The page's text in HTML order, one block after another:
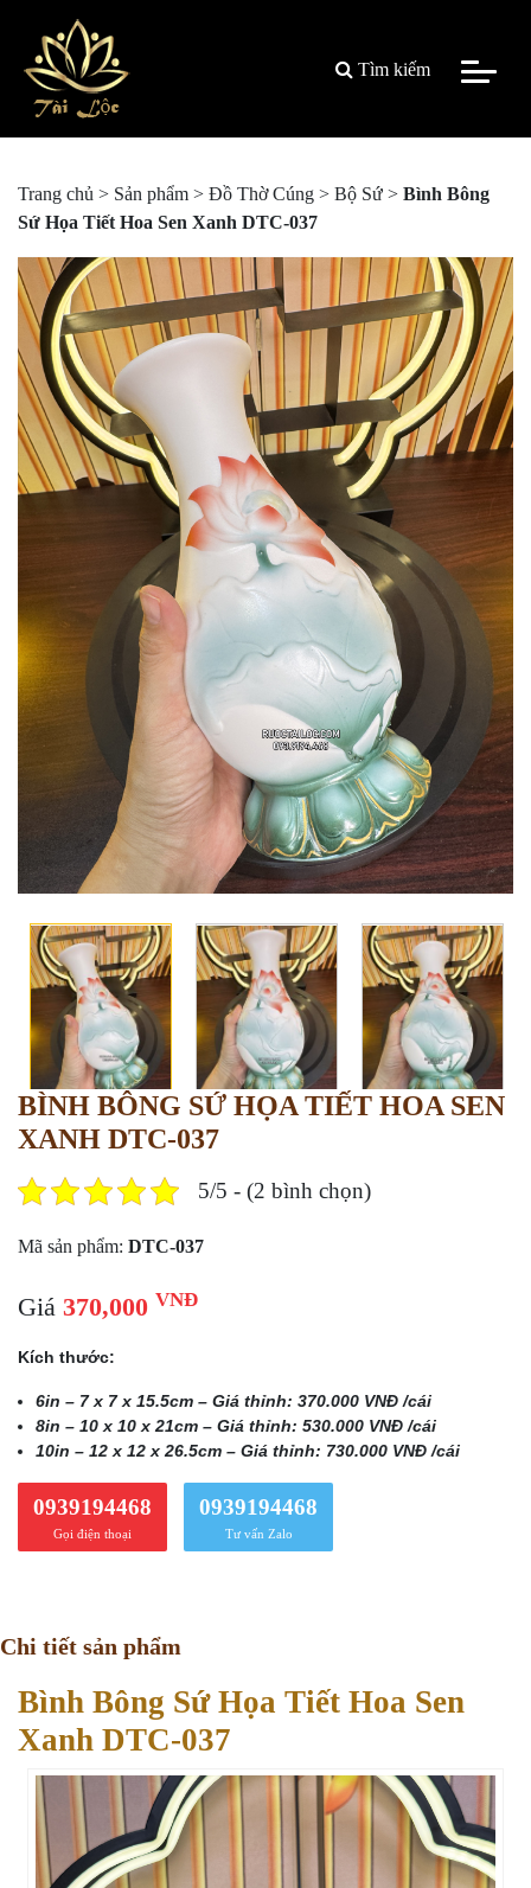
Tìm kiếm
Trang chủ > Sản phẩm > Đồ Thờ Cúng > Bộ Sứ > Bình Bông
Sứ Họa Tiết Hoa Sen Xanh DTC-037
BÌNH BÔNG SỨ HỌA TIẾT HOA SEN
XANH DTC-037
5/5 - (2 bình chọn)
Mã sản phẩm: DTC-037
Giá 370,000 VNĐ
Kích thước:
6in – 7 x 7 x 15.5cm – Giá thỉnh: 370.000 VNĐ /cái
8in – 10 x 10 x 21cm – Giá thỉnh: 530.000 VNĐ /cái
10in – 12 x 12 x 26.5cm – Giá thỉnh: 730.000 VNĐ /cái
0939194468
Gọi điện thoại
0939194468
Tư vấn Zalo
Chi tiết sản phẩm
Bình Bông Sứ Họa Tiết Hoa Sen
Xanh DTC-037